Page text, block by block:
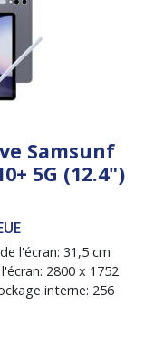
Samsunf
5G (12.4")
l'écran: 31,5 cm
2800 x 1752
interne: 256